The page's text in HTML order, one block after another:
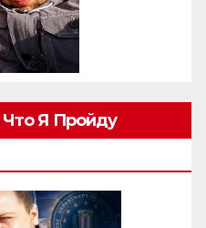
Я Пройду